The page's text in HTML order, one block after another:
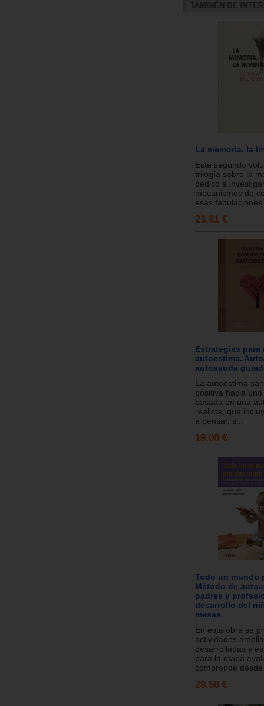
La memoria, la
Este segundo
trilogía sobre la
dedicó a
mecanismos de
esas fabulaciones
23.81 €
Estrategias para
autoestima.
autoayuda
La autoestima
positiva hacia
basada en una
realista, que
a pensar, s...
19.00 €
Todo un mundo
Método de
padres y
desarrollo del
meses.
En esta obra se
actividades
desarrolladas y
para la etapa
comprende
28.50 €